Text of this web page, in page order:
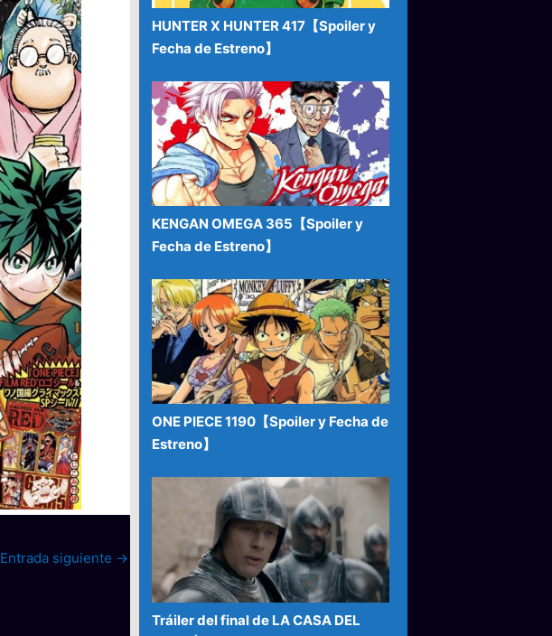
Entrada siguiente →
HUNTER X HUNTER 417【Spoiler y
Fecha de Estreno】
KENGAN OMEGA 365【Spoiler y
Fecha de Estreno】
ONE PIECE 1190【Spoiler y Fecha de
Estreno】
Tráiler del final de LA CASA DEL